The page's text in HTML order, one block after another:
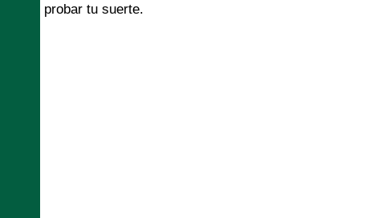
probar tu suerte.